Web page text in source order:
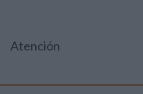
Atención